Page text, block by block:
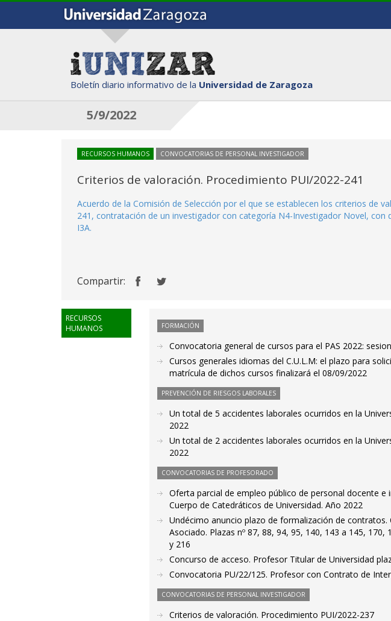
Boletín diario informativo de la Universidad de Zaragoza
5/9/2022
RECURSOS HUMANOS CONVOCATORIAS DE PERSONAL INVESTIGADOR
Criterios de valoración. Procedimiento PUI/2022-241
Acuerdo de la Comisión de Selección por el que se establecen los criterios de
241, contratación de un investigador con categoría N4-Investigador Novel, con
I3A.
Compartir:
RECURSOS
HUMANOS
FORMACIÓN
Convocatoria general de cursos para el PAS 2022:
Cursos generales idiomas del C.U.L.M: el plazo para
matrícula de dichos cursos finalizará el 08/09/2022
PREVENCIÓN DE RIESGOS LABORALES
Un total de 5 accidentes laborales ocurridos en la
2022
Un total de 2 accidentes laborales ocurridos en la
2022
CONVOCATORIAS DE PROFESORADO
Oferta parcial de empleo público de personal docente
Cuerpo de Catedráticos de Universidad. Año 2022
Undécimo anuncio plazo de formalización de
Asociado. Plazas nº 87, 88, 94, 95, 140, 143 a 145,
y 216
Concurso de acceso. Profesor Titular de Universidad
Convocatoria PU/22/125. Profesor con Contrato de
CONVOCATORIAS DE PERSONAL INVESTIGADOR
Criterios de valoración. Procedimiento PUI/2022-237